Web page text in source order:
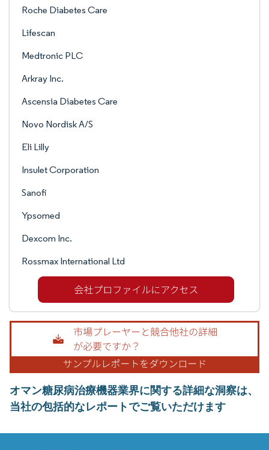
Roche Diabetes Care
Lifescan
Medtronic PLC
Arkray Inc.
Ascensia Diabetes Care
Novo Nordisk A/S
Eli Lilly
Insulet Corporation
Sanofi
Ypsomed
Dexcom Inc.
Rossmax International Ltd
オマン糖尿病治療機器業界に関する詳細な洞察は、
当社の包括的なレポートでご覧いただけます